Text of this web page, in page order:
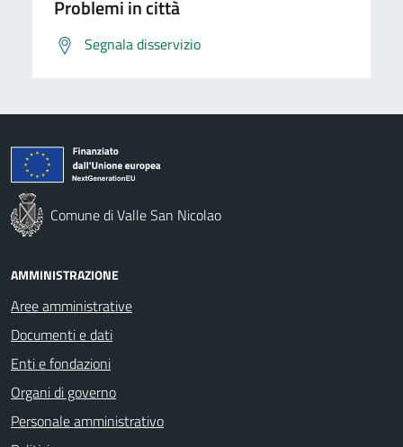
Problemi in città
Segnala disservizio
Comune di Valle San Nicolao
AMMINISTRAZIONE
Aree amministrative
Documenti e dati
Enti e fondazioni
Organi di governo
Personale amministrativo